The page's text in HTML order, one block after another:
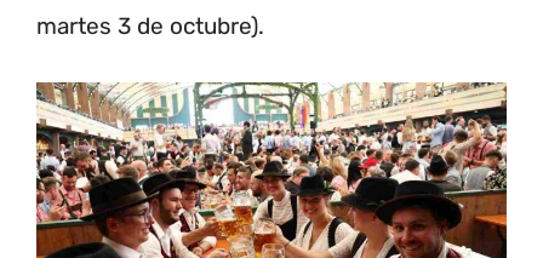
martes 3 de octubre).